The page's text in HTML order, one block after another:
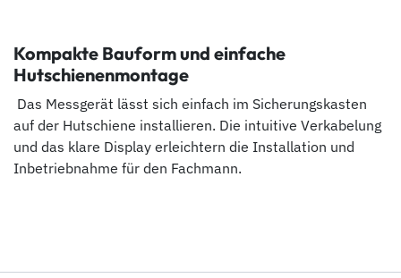
Kompakte Bauform und einfache
Hutschienenmontage
Das Messgerät lässt sich einfach im Sicherungskasten
auf der Hutschiene installieren. Die intuitive Verkabelung
und das klare Display erleichtern die Installation und
Inbetriebnahme für den Fachmann.